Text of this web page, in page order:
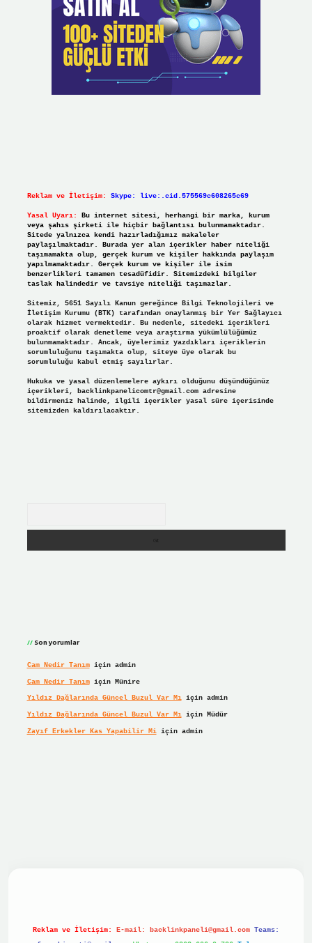
Reklam ve İletişim: Skype: live:.cid.575569c608265c69
Yasal Uyarı:
Bu internet sitesi, herhangi bir marka, kurum
veya şahıs şirketi ile hiçbir bağlantısı bulunmamaktadır.
Sitede yalnızca kendi hazırladığımız makaleler
paylaşılmaktadır. Burada yer alan içerikler haber niteliği
taşımamakta olup, gerçek kurum ve kişiler hakkında paylaşım
yapılmamaktadır. Gerçek kurum ve kişiler ile isim
benzerlikleri tamamen tesadüfidir. Sitemizdeki bilgiler
taslak halindedir ve tavsiye niteliği taşımazlar.
Sitemiz, 5651 Sayılı Kanun gereğince Bilgi Teknolojileri ve
İletişim Kurumu (BTK) tarafından onaylanmış bir Yer Sağlayıcı
olarak hizmet vermektedir. Bu nedenle, sitedeki içerikleri
proaktif olarak denetleme veya araştırma yükümlülüğümüz
bulunmamaktadır. Ancak, üyelerimiz yazdıkları içeriklerin
sorumluluğunu taşımakta olup, siteye üye olarak bu
sorumluluğu kabul etmiş sayılırlar.
Hukuka ve yasal düzenlemelere aykırı olduğunu düşündüğünüz
içerikleri, backlinkpanelicomtr@gmail.comadresine
bildirmeniz halinde, ilgili içerikler yasal süre içerisinde
sitemizden kaldırılacaktır.
Son yorumlar
Cam Nedir Tanımiçin admin
Cam Nedir Tanımiçin Münire
Yıldız Dağlarında Güncel Buzul Var Mıiçin admin
Yıldız Dağlarında Güncel Buzul Var Mıiçin Müdür
Zayıf Erkekler Kas Yapabilir Miiçin admin
Reklam ve İletişim: E-mail: backlinkpaneli@gmail.com Teams: